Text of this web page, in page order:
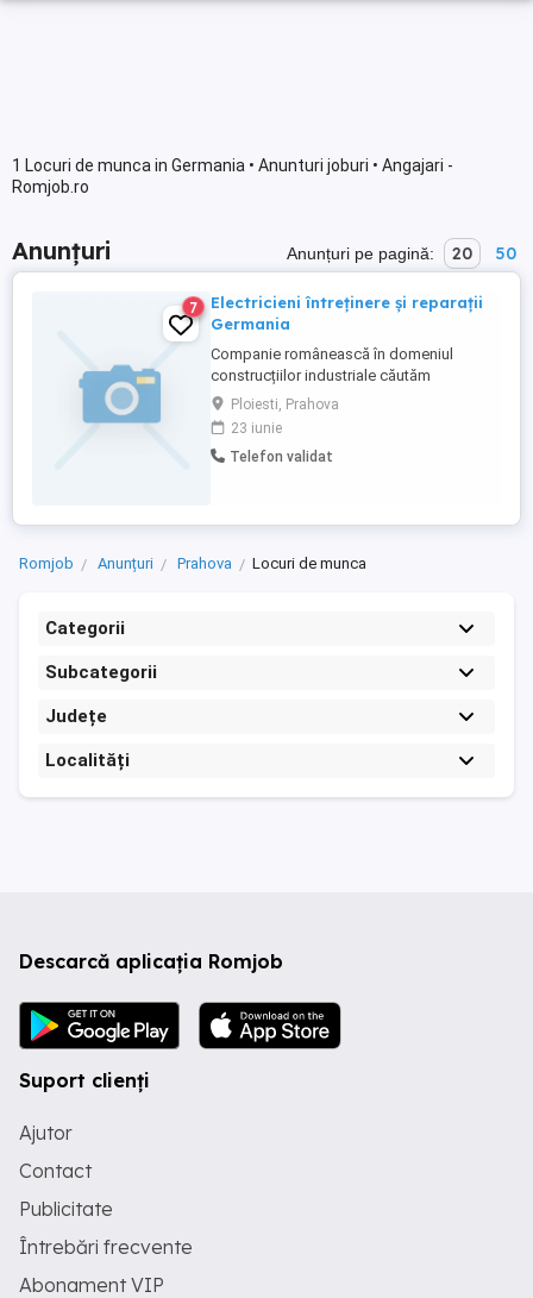
1 Locuri de munca in Germania • Anunturi joburi • Angajari -
Romjob.ro
Anunțuri Anunțuri pe pagină: 20 50
7
Electricieni întreținere și reparații
Germania
Companie românească în domeniul
construcțiilor industriale căutăm
Electricieni calificați pentru proiectele
noastre din Germania. Cerințe: - calificare
profesionala - experiență profesională în
domeniu ( nu este obligatorie, reprezintă
Ploiesti, Prahova
23 iunie
Telefon validat
Romjob Anunțuri Prahova Locuri de munca
Categorii
Subcategorii
Județe
Localități
Descarcă aplicația Romjob
Suport clienți
Ajutor
Contact
Publicitate
Întrebări frecvente
Abonament VIP